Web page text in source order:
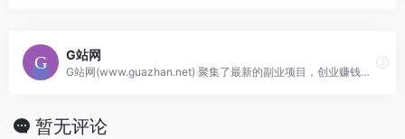
G站网
G站网(www.guazhan.net) 聚集了最新的副业项目，创业赚钱，助力实现网络赚钱创业!
暂无评论